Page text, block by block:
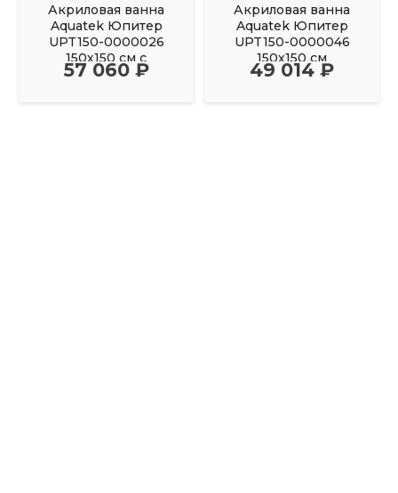
Акриловая ванна
Aquatek Юпитер
UPT150-0000026
150х150 см с
фронтальным
57 060 ₽
Акриловая ванна
Aquatek Юпитер
UPT150-0000046
150х150 см
49 014 ₽